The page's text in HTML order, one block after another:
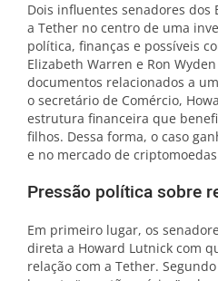
Dois influentes senadores dos
a Tether no centro de uma
política, finanças e possíveis
Elizabeth Warren e Ron Wyden
documentos relacionados a
o secretário de Comércio,
estrutura financeira que
filhos. Dessa forma, o caso
e no mercado de
Pressão política sobre
Em primeiro lugar, os
direta a Howard Lutnick com
relação com a Tether.